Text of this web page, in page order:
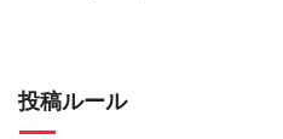
投稿ルール